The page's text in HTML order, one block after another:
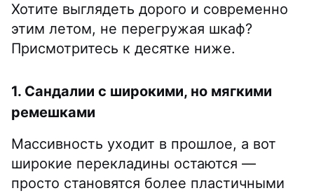
Хотите выглядеть дорого и современно
этим летом, не перегружая шкаф?
Присмотритесь к десятке ниже.
1. Сандалии с широкими, но мягкими
ремешками
Массивность уходит в прошлое, а вот
широкие перекладины остаются —
просто становятся более пластичными